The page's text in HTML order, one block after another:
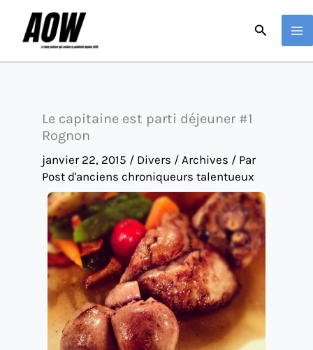
Le capitaine est parti déjeuner #1
Rognon
janvier 22, 2015 / Divers / Archives / Par
Post d'anciens chroniqueurs talentueux